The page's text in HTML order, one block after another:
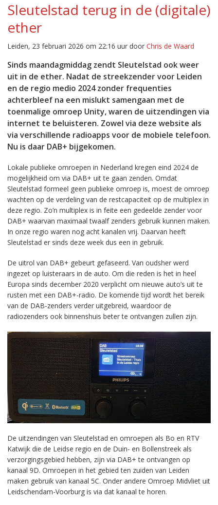
Sleutelstad terug in de (digitale)
ether
Leiden, 23 februari 2026 om 22:16 uur door Chris de Waard
Sinds maandagmiddag zendt Sleutelstad ook weer
uit in de ether. Nadat de streekzender voor Leiden
en de regio medio 2024 zonder frequenties
achterbleef na een mislukt samengaan met de
toenmalige omroep Unity, waren de uitzendingen via
internet te beluisteren. Zowel via deze website als
via verschillende radioapps voor de mobiele telefoon.
Nu is daar DAB+ bijgekomen.
Lokale publieke omroepen in Nederland kregen eind 2024 de
mogelijkheid om via DAB+ uit te gaan zenden. Omdat
Sleutelstad formeel geen publieke omroep is, moest de omroep
wachten op de verdeling van de restcapaciteit op de multiplex in
deze regio. Zo’n multiplex is in feite een gedeelde zender voor
DAB+ waarvan maximaal twaalf zenders gebruik kunnen maken.
In onze regio waren nog acht kanalen vrij. Daarvan heeft
Sleutelstad er sinds deze week dus een in gebruik.
De uitrol van DAB+ gebeurt gefaseerd. Van oudsher werd
ingezet op luisteraars in de auto. Om die reden is het in heel
Europa sinds december 2020 verplicht om nieuwe auto’s uit te
rusten met een DAB+-radio. De komende tijd wordt het bereik
van de DAB-zenders verder uitgebreid, waardoor de
radiozenders ook binnenshuis beter te ontvangen zullen zijn.
De uitzendingen van Sleutelstad en omroepen als Bo en RTV
Katwijk die de Leidse regio en de Duin- en Bollenstreek als
verzorgingsgebied hebben, zijn via DAB+ te ontvangen op
kanaal 9D. Omroepen in het gebied ten zuiden van Leiden
maken gebruik van kanaal 5C. Onder andere Omroep Midvliet uit
Leidschendam-Voorburg is via dat kanaal te horen.